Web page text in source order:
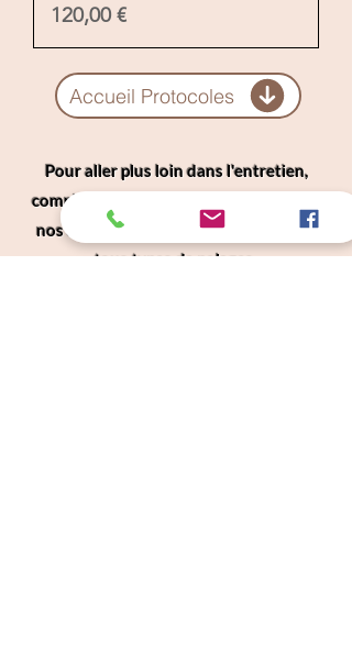
Preis
120,00 €
Accueil Protocoles
Pour aller plus loin dans l'entretien,
complétez votre routine anti-mue avec
nos soins du Bain premium, adaptés à
tous types de pelages.